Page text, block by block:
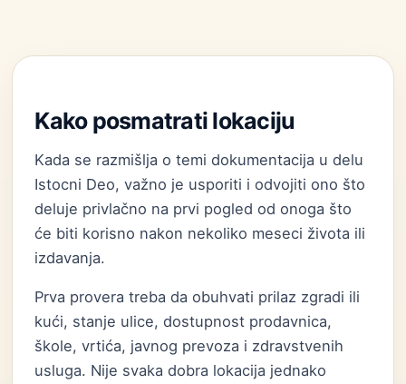
Kako posmatrati lokaciju
Kada se razmišlja o temi dokumentacija u delu
Istocni Deo, važno je usporiti i odvojiti ono što
deluje privlačno na prvi pogled od onoga što
će biti korisno nakon nekoliko meseci života ili
izdavanja.
Prva provera treba da obuhvati prilaz zgradi ili
kući, stanje ulice, dostupnost prodavnica,
škole, vrtića, javnog prevoza i zdravstvenih
usluga. Nije svaka dobra lokacija jednako